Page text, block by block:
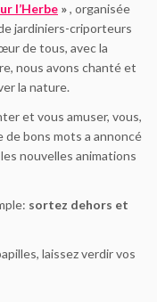
l’Herbe », organisée
jardiniers-criporteurs
de tous, avec la
nous avons chanté et
la nature.
et vous amuser, vous,
bons mots a annoncé
nouvelles animations
sortez dehors et
laissez verdir vos